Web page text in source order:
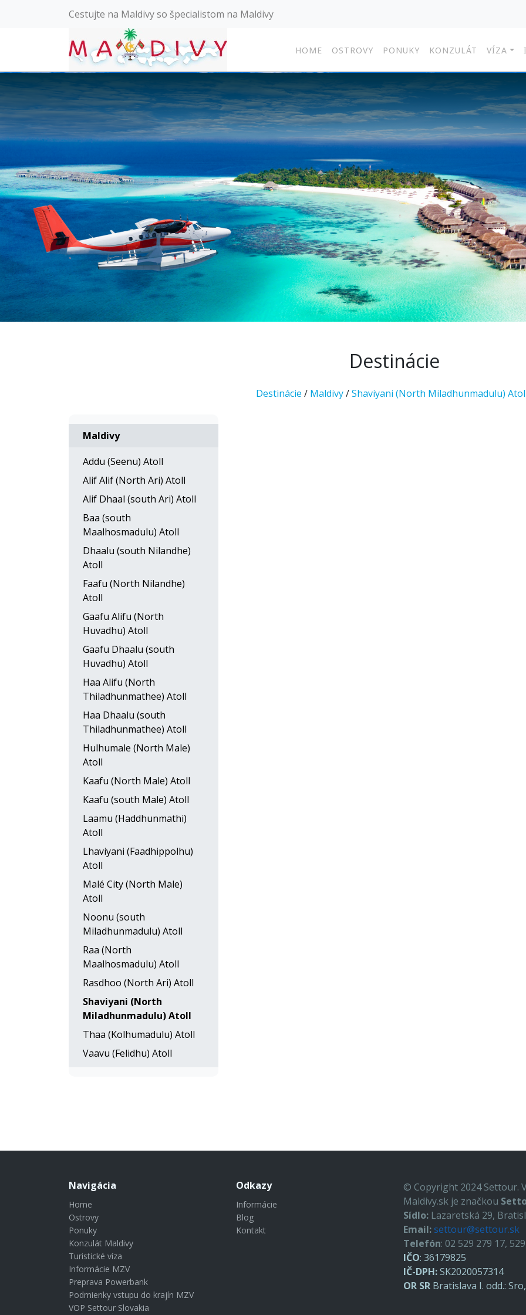
Cestujte na Maldivy so špecialistom na Maldivy
HOME OSTROVY PONUKY KONZULÁT VÍZA
Destinácie
Destinácie / Maldivy/Shaviyani (North Miladhunmadulu)
Maldivy
Addu (Seenu) Atoll
Alif Alif (North Ari) Atoll
Alif Dhaal (south Ari) Atoll
Baa (south
Maalhosmadulu) Atoll
Dhaalu (south Nilandhe)
Atoll
Faafu (North Nilandhe)
Atoll
Gaafu Alifu (North
Huvadhu) Atoll
Gaafu Dhaalu (south
Huvadhu) Atoll
Haa Alifu (North
Thiladhunmathee) Atoll
Haa Dhaalu (south
Thiladhunmathee) Atoll
Hulhumale (North Male)
Atoll
Kaafu (North Male) Atoll
Kaafu (south Male) Atoll
Laamu (Haddhunmathi)
Atoll
Lhaviyani (Faadhippolhu)
Atoll
Malé City (North Male)
Atoll
Noonu (south
Miladhunmadulu) Atoll
Raa (North
Maalhosmadulu) Atoll
Rasdhoo (North Ari) Atoll
Shaviyani (North
Miladhunmadulu) Atoll
Thaa (Kolhumadulu) Atoll
Vaavu (Felidhu) Atoll
Navigácia
Home
Ostrovy
Ponuky
Konzulát Maldivy
Turistické víza
Informácie MZV
Preprava Powerbank
Podmienky vstupu do krajín MZV
VOP Settour Slovakia
Odkazy
Informácie
Blog
Kontakt
© Copyright 2024 Settour.
Maldivy.sk je značkou
Sídlo: Lazaretská 29,
Email:settour@settour.sk
Telefón: 02 529 279 17,
IČO: 36179825
IČ-DPH:SK2020057314
OR SR Bratislava I. odd.: